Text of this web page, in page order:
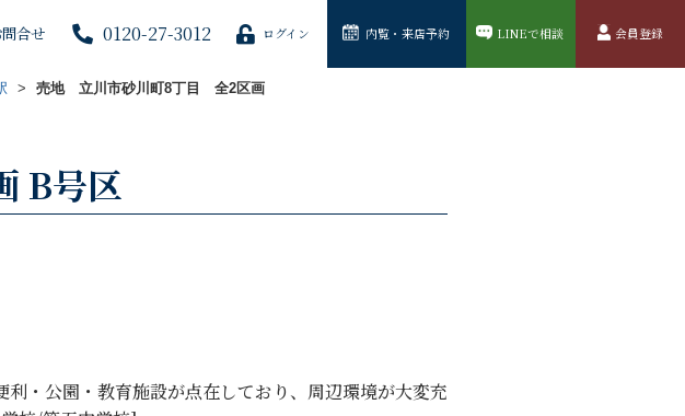
合せ 0120-27-3012 ログイン 内覧・来店予約 LINEで相談 会員登録
> 売地 立川市砂川町8丁目 全2区画
B号区
・公園・教育施設が点在しており、周辺環境が大変充